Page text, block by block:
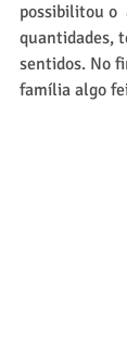
possibilitou o
quantidades,
sentidos. No
família algo